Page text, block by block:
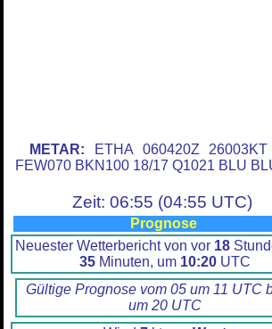
METAR: ETHA 060420Z
FEW070 BKN100 18/17 Q1021 BLU
Zeit: 06:55 (04:55 UTC)
Prognose
Neuester Wetterbericht von vor 18
35 Minuten, um 10:20 UTC
Gültige Prognose vom 05 um 11 UTC
um 20 UTC